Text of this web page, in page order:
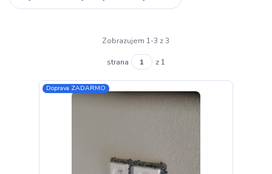
Zobrazujem 1-3 z 3
strana z 1
Doprava ZADARMO